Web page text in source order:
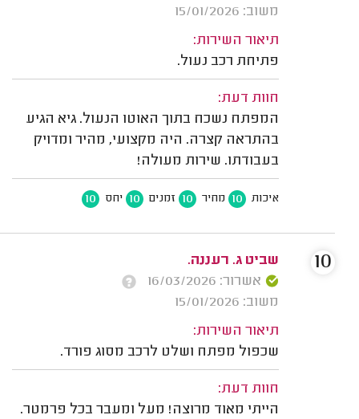
משוב: 15/01/2026
תיאור השירות:
פתיחת רכב נעול.
חוות דעת:
המפתח נשכח בתוך האוטו הנעול. גיא הגיע
בהתראה קצרה. היה מקצועי, מהיר ומדויק
בעבודתו. שירות מעולה!
איכות 10 מחיר 10 זמנים 10 יחס 10
שביט ג. רעננה.
אשרור: 16/03/2026
משוב: 15/01/2026
תיאור השירות:
שכפול מפתח ושלט לרכב מסוג פורד.
חוות דעת:
הייתי מאוד מרוצה! מעל ומעבר בכל פרמטר.
10